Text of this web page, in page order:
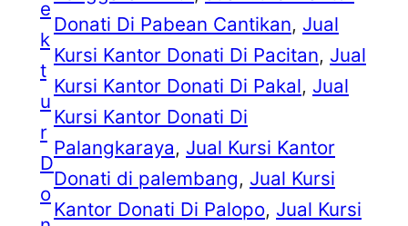
e
k
t
u
r
D
o
Donati Di Pabean Cantikan, Jual
Kursi Kantor Donati Di Pacitan, Jual
Kursi Kantor Donati Di Pakal, Jual
Kursi Kantor Donati Di
Palangkaraya, Jual Kursi Kantor
Donati di palembang, Jual Kursi
Kantor Donati Di Palopo, Jual Kursi